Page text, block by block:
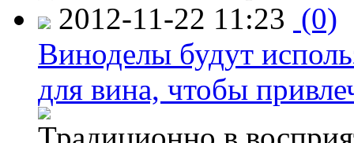
2012-11-22 11:23 (0)
Виноделы будут
для вина, чтобы